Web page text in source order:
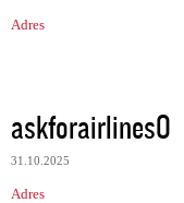
Adres
askforairlines0
31.10.2025
Adres